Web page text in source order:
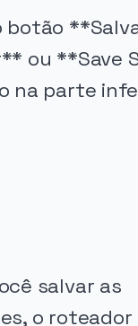
botão
ou **Save
na parte
salvar as
o roteador